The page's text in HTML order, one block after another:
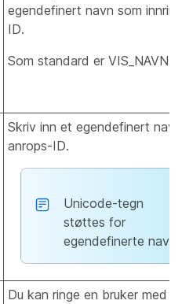
egendefinert navn som
ID.
Som standard er VIS_NAVN
Skriv inn et egendefinert
anrops-ID.
Unicode-tegn
støttes for
egendefinerte navn.
Du kan ringe en bruker med